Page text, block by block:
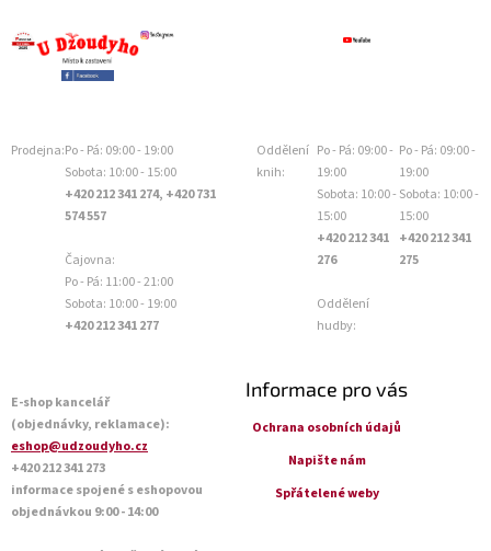
Prodejna:Po - Pá: 09:00 - 19:00
Sobota: 10:00 - 15:00
+420 212 341 274, +420 731
574 557
Čajovna:
Po - Pá: 11:00 - 21:00
Sobota: 10:00 - 19:00
+420 212 341 277
Oddělení
knih:
Po - Pá: 09:00 -
19:00
Sobota: 10:00 -
15:00
+420 212 341
276
Oddělení
hudby:
Po - Pá: 09:00 -
19:00
Sobota: 10:00 -
15:00
+420 212 341
275
E-shop kancelář
(objednávky, reklamace):
eshop@udzoudyho.cz
+420 212 341 273
informace spojené s eshopovou
objednávkou 9:00 - 14:00
Informace pro vás
Ochrana osobních údajů
Napište nám
Spřátelené weby